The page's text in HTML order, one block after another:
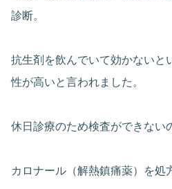
診断。
抗生剤を飲んでいて効かないと
性が高いと言われました。
休日診療のため検査ができない
カロナール（解熱鎮痛薬）を処